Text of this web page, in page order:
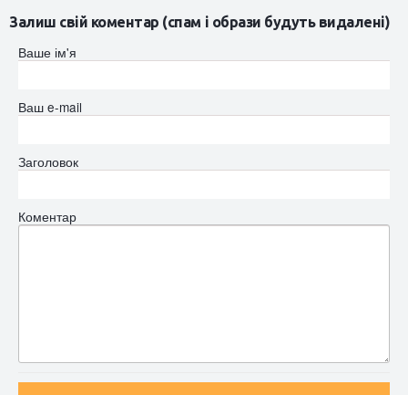
Залиш свій коментар (спам і образи будуть видалені)
Ваше ім'я
Ваш e-mail
Заголовок
Коментар